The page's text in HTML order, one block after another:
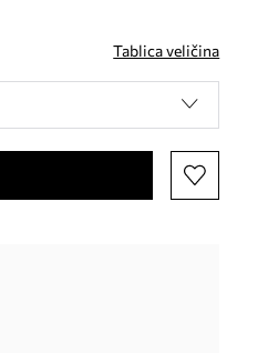
Tablica veličina